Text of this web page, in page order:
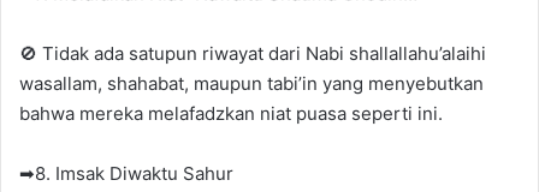
🚫 Tidak ada satupun riwayat dari Nabi shallallahu’alaihi
wasallam, shahabat, maupun tabi’in yang menyebutkan
bahwa mereka melafadzkan niat puasa seperti ini.
➡8. Imsak Diwaktu Sahur